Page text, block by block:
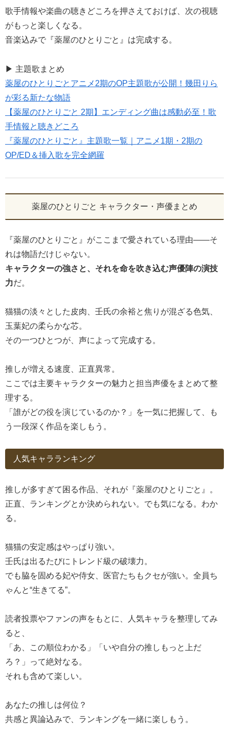
歌手情報や楽曲の聴きどころを押さえておけば、次の視聴
がもっと楽しくなる。
音楽込みで『薬屋のひとりごと』は完成する。
▶ 主題歌まとめ
薬屋のひとりごとアニメ2期のOP主題歌が公開！幾田りら
が彩る新たな物語
【薬屋のひとりごと 2期】エンディング曲は感動必至！歌
手情報と聴きどころ
『薬屋のひとりごと』主題歌一覧｜アニメ1期・2期の
OP/ED＆挿入歌を完全網羅
薬屋のひとりごと キャラクター・声優まとめ
『薬屋のひとりごと』がここまで愛されている理由――そ
れは物語だけじゃない。
キャラクターの強さと、それを命を吹き込む声優陣の演技
力だ。
猫猫の淡々とした皮肉、壬氏の余裕と焦りが混ざる色気、
玉葉妃の柔らかな芯。
その一つひとつが、声によって完成する。
推しが増える速度、正直異常。
ここでは主要キャラクターの魅力と担当声優をまとめて整
理する。
「誰がどの役を演じているのか？」を一気に把握して、も
う一段深く作品を楽しもう。
人気キャラランキング
推しが多すぎて困る作品、それが『薬屋のひとりごと』。
正直、ランキングとか決められない。でも気になる。わか
る。
猫猫の安定感はやっぱり強い。
壬氏は出るたびにトレンド級の破壊力。
でも脇を固める妃や侍女、医官たちもクセが強い。全員ち
ゃんと“生きてる”。
読者投票やファンの声をもとに、人気キャラを整理してみ
ると、
「あ、この順位わかる」「いや自分の推しもっと上だ
ろ？」って絶対なる。
それも含めて楽しい。
あなたの推しは何位？
共感と異論込みで、ランキングを一緒に楽しもう。